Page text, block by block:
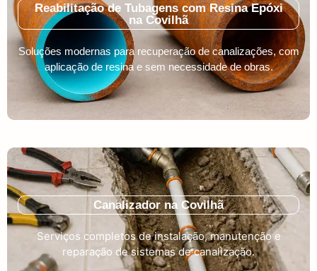
Reabilitação de Tubagens com Resina Epóxi
na Covilhã
Soluções modernas para recuperação de canalizações, com
aplicação de resina e sem necessidade de obras.
Canalizador na Covilhã
Serviços completos de instalação, manutenção e
reparação de sistemas de canalização.